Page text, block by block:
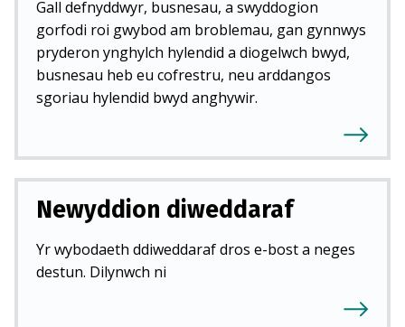
Gall defnyddwyr, busnesau, a swyddogion
gorfodi roi gwybod am broblemau, gan gynnwys
pryderon ynghylch hylendid a diogelwch bwyd,
busnesau heb eu cofrestru, neu arddangos
sgoriau hylendid bwyd anghywir.
Newyddion diweddaraf
Yr wybodaeth ddiweddaraf dros e-bost a neges
destun. Dilynwch ni